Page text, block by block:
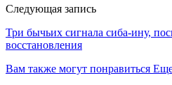
Следующая запись
Три бычьих сигнала сиба-ину,
восстановления
Вам также могут понравиться Еще